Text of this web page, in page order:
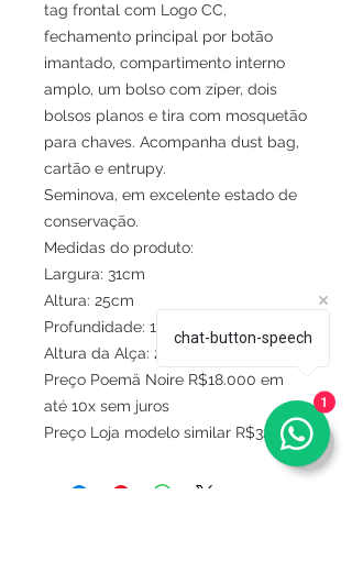
tag frontal com Logo CC,
fechamento principal por botão
imantado, compartimento interno
amplo, um bolso com zíper, dois
bolsos planos e tira com mosquetão
para chaves. Acompanha dust bag,
cartão e entrupy.
Seminova, em excelente estado de
conservação.
Medidas do produto:
Largura: 31cm
Altura: 25cm
Profundidade: 13cm
Altura da Alça: 26cm
Preço Poemä Noire R$18.000 em
até 10x sem juros
Preço Loja modelo similar R$32.000
chat-button-speech
1